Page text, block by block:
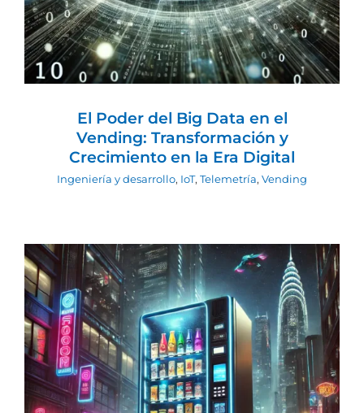
El Poder del Big Data en el
Vending: Transformación y
Crecimiento en la Era Digital
Ingeniería y desarrollo, IoT, Telemetría, Vending
La Revolución de la Digitalización en
el Vending: Eficiencia y Nuevas